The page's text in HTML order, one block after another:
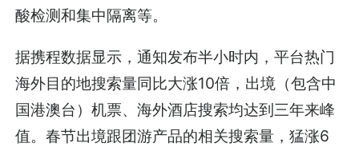
酸检测和集中隔离等。
据携程数据显示，通知发布半小时内，平台热门
海外目的地搜索量同比大涨10倍，出境（包含中
国港澳台）机票、海外酒店搜索均达到三年来峰
值。春节出境跟团游产品的相关搜索量，猛涨6